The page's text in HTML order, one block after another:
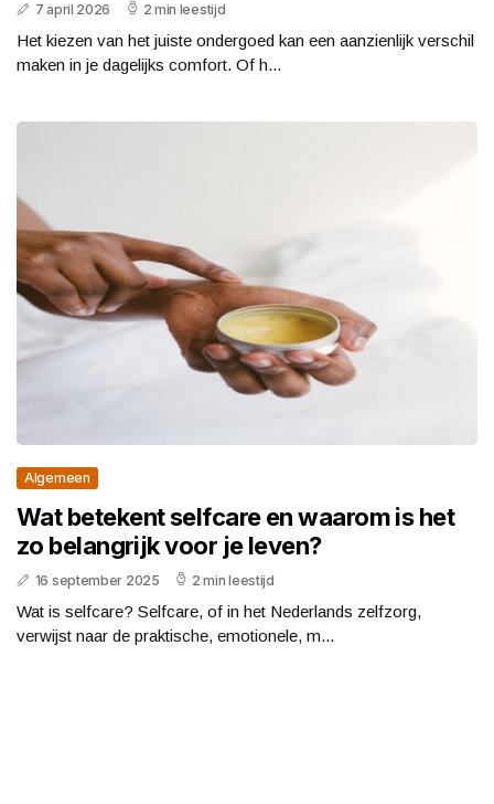
7 april 2026 2 min leestijd
Het kiezen van het juiste ondergoed kan een aanzienlijk verschil
maken in je dagelijks comfort. Of h...
Algemeen
Wat betekent selfcare en waarom is het
zo belangrijk voor je leven?
16 september 2025 2 min leestijd
Wat is selfcare? Selfcare, of in het Nederlands zelfzorg,
verwijst naar de praktische, emotionele, m...